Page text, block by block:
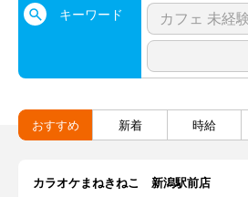
キーワード
おすすめ 新着 時給
カラオケまねきねこ 新潟駅前店